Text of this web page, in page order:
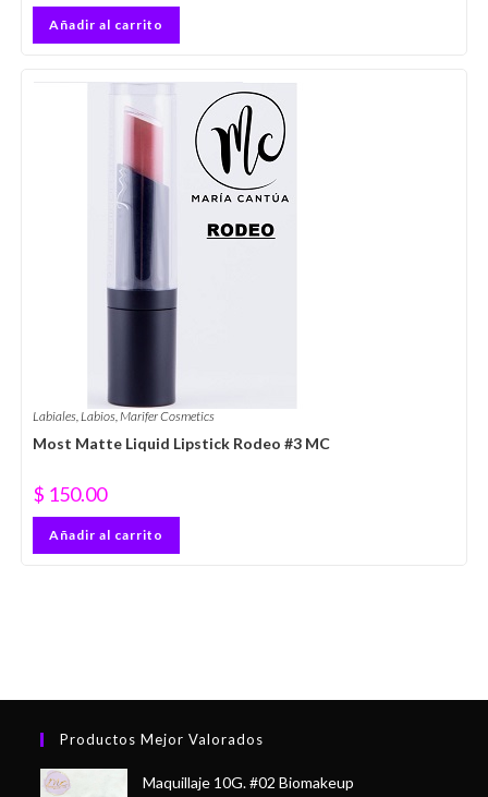
Añadir al carrito
Labiales,Labios,Marifer Cosmetics
Most Matte Liquid Lipstick Rodeo #3 MC
$ 150.00
Añadir al carrito
Productos Mejor Valorados
Maquillaje 10G. #02 Biomakeup